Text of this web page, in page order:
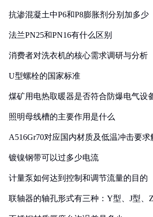
抗渗混凝土中P6和P8膨胀剂分别加多少
法兰PN25和PN16有什么区别
消费者对洗衣机的核心需求调研与分析
U型螺栓的国家标准
煤矿用电热取暖器是否符合防爆电气设
照明母线槽的主要作用是什么
A516Gr70对应国内材质及低温冲击要求
镀镍钢带可以过多少电流
计量泵如何达到控制和调节流量的目的
联轴器的轴孔形式有三种：Y型、J型、